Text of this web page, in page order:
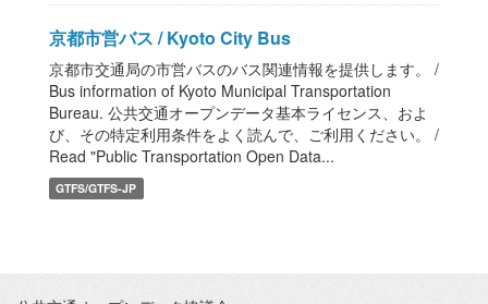
京都市営バス / Kyoto City Bus
京都市交通局の市営バスのバス関連情報を提供します。 /
Bus information of Kyoto Municipal Transportation
Bureau. 公共交通オープンデータ基本ライセンス、およ
び、その特定利用条件をよく読んで、ご利用ください。 /
Read "Public Transportation Open Data...
GTFS/GTFS-JP